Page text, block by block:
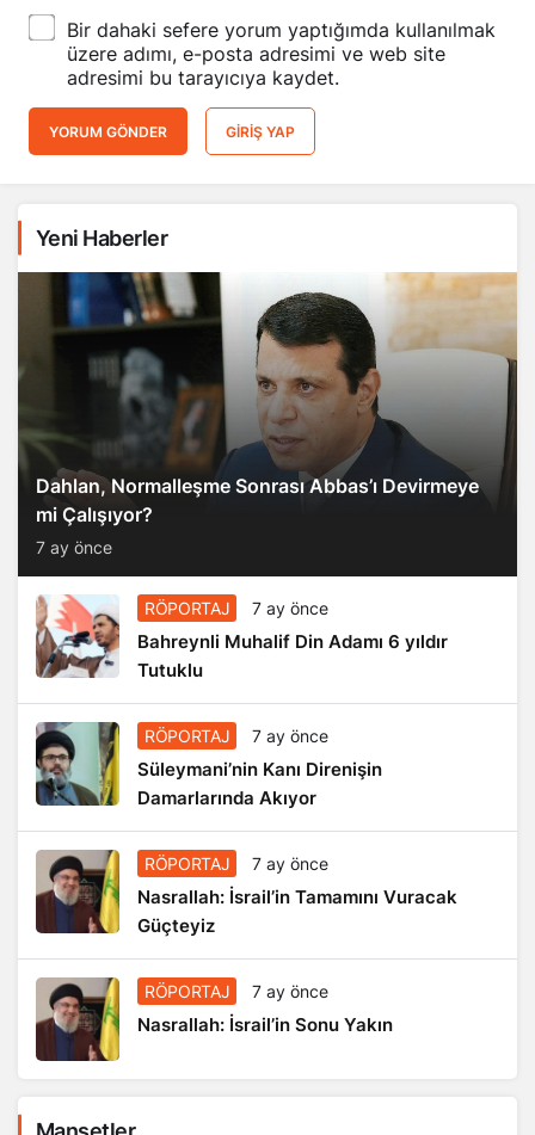
Bir dahaki sefere yorum yaptığımda kullanılmak
üzere adımı, e-posta adresimi ve web site
adresimi bu tarayıcıya kaydet.
YORUM GÖNDER GIRIŞ YAP
Yeni Haberler
Dahlan, Normalleşme Sonrası Abbas’ı Devirmeye
mi Çalışıyor?
7 ay önce
RÖPORTAJ 7 ay önce
Bahreynli Muhalif Din Adamı 6 yıldır
Tutuklu
RÖPORTAJ 7 ay önce
Süleymani’nin Kanı Direnişin
Damarlarında Akıyor
RÖPORTAJ 7 ay önce
Nasrallah: İsrail’in Tamamını Vuracak
Güçteyiz
RÖPORTAJ 7 ay önce
Nasrallah: İsrail’in Sonu Yakın